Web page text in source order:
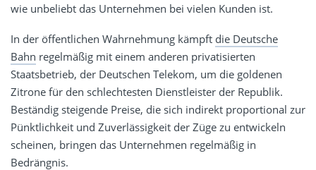
wie unbeliebt das Unternehmen bei vielen Kunden ist.
In der öffentlichen Wahrnehmung kämpft die Deutsche
Bahn regelmäßig mit einem anderen privatisierten
Staatsbetrieb, der Deutschen Telekom, um die goldenen
Zitrone für den schlechtesten Dienstleister der Republik.
Beständig steigende Preise, die sich indirekt proportional zur
Pünktlichkeit und Zuverlässigkeit der Züge zu entwickeln
scheinen, bringen das Unternehmen regelmäßig in
Bedrängnis.